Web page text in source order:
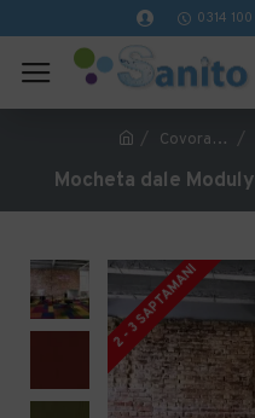
0314 100
Covorase Profesionale
Mocheta dale
2 - 3 SAPTAMANI